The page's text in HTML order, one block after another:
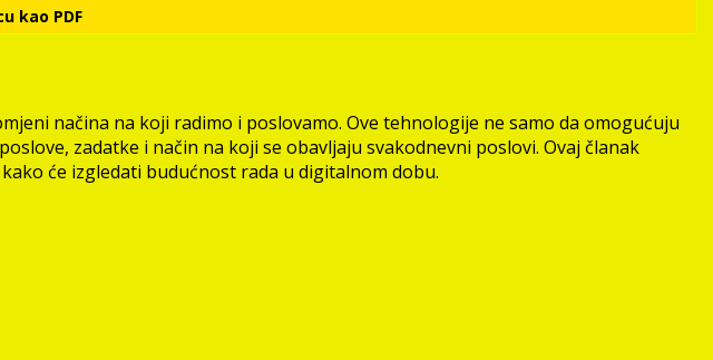
kao PDF
načina na koji radimo i poslovamo. Ove tehnologije ne samo da omogućuju
zadatke i način na koji se obavljaju svakodnevni poslovi. Ovaj članak
će izgledati budućnost rada u digitalnom dobu.